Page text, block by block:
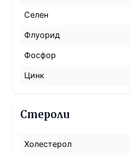
Селен
Флуорид
Фосфор
Цинк
Стероли
Холестерол